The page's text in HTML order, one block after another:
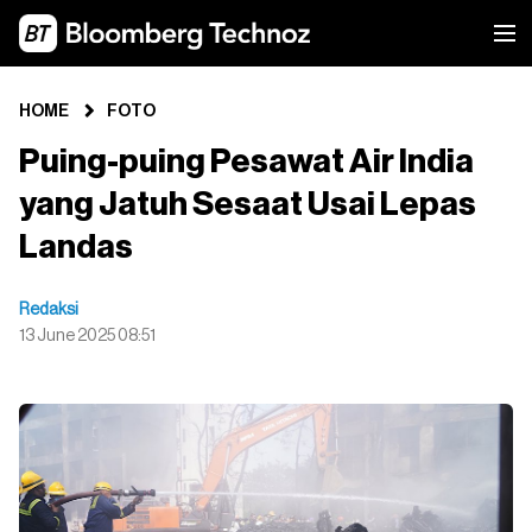
HOME FOTO
Puing-puing Pesawat Air India
yang Jatuh Sesaat Usai Lepas
Landas
Redaksi
13 June 2025 08:51